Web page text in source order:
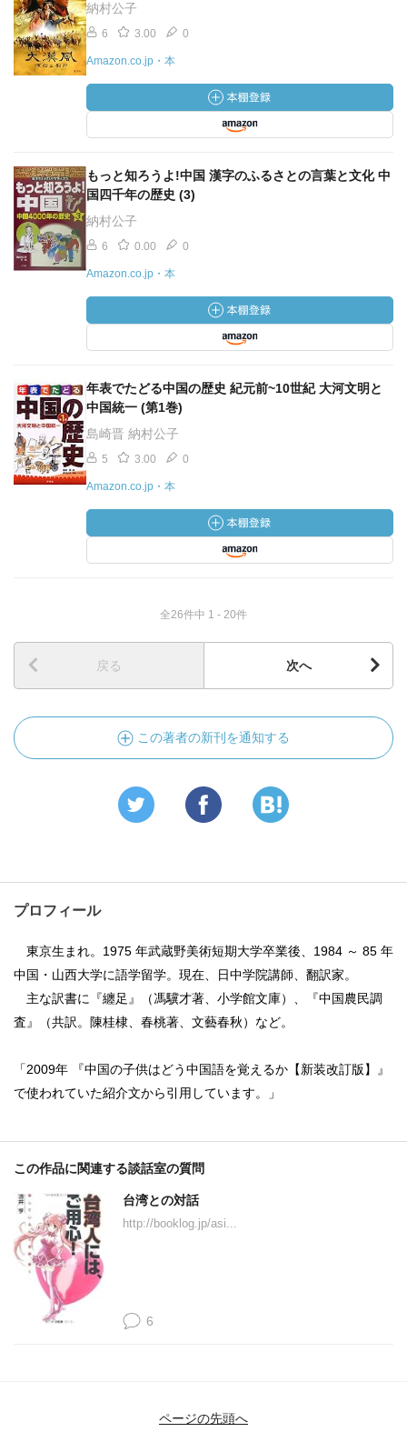
納村公子
6 3.00 0
Amazon.co.jp・本
もっと知ろうよ!中国 漢字のふるさとの言葉と文化 中
国四千年の歴史 (3)
納村公子
6 0.00 0
Amazon.co.jp・本
年表でたどる中国の歴史 紀元前~10世紀 大河文明と
中国統一 (第1巻)
島崎晋 納村公子
5 3.00 0
Amazon.co.jp・本
全26件中 1 - 20件
戻る 次へ
この著者の新刊を通知する
プロフィール
東京生まれ。1975 年武蔵野美術短期大学卒業後、1984 ～ 85 年
中国・山西大学に語学留学。現在、日中学院講師、翻訳家。
主な訳書に『纏足』（馮驥才著、小学館文庫）、『中国農民調
査』（共訳。陳桂棣、春桃著、文藝春秋）など。
「2009年 『中国の子供はどう中国語を覚えるか【新装改訂版】』
で使われていた紹介文から引用しています。」
この作品に関連する談話室の質問
台湾との対話
http://booklog.jp/asi...
6
ページの先頭へ